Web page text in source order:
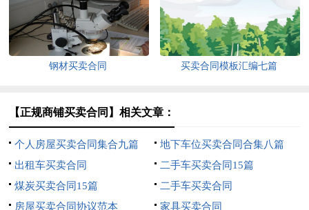
钢材买卖合同 买卖合同模板汇编七篇
【正规商铺买卖合同】相关文章：
个人房屋买卖合同集合九篇
地下车位买卖合同合集八篇
出租车买卖合同
二手车买卖合同15篇
煤炭买卖合同15篇
二手车买卖合同
房屋买卖合同协议范本
家具买卖合同